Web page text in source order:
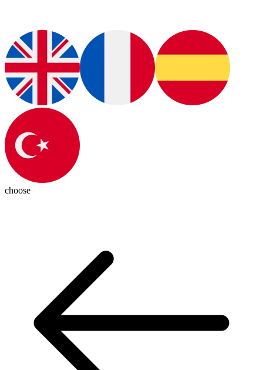
choose